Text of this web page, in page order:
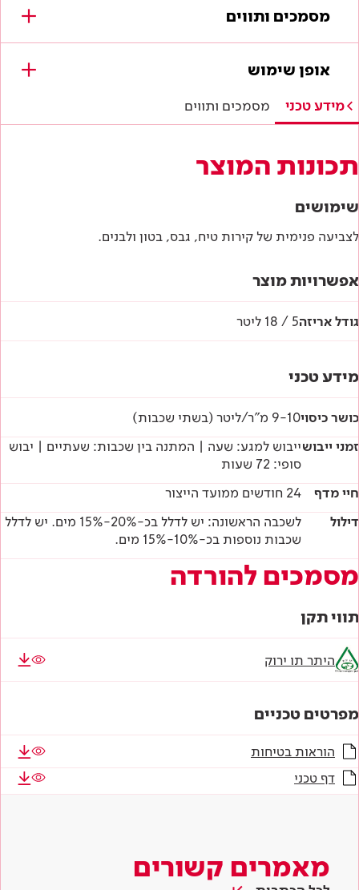
מסמכים ותווים
מסמכים להורדה
תווי תקן
הוראות בטיחות
אופן שימוש
מידע טכני מסמכים ותווים
תכונות המוצר
שימושים
לצביעה פנימית של קירות טיח, גבס, בטון ולבנים.
אפשרויות מוצר
גודל אריזה5 / 18 ליטר
מידע טכני
כושר כיסוי9-10 מ"ר/ליטר (בשתי שכבות)
זמני ייבושייבוש למגע: שעה | המתנה בין שכבות: שעתיים | יבוש
סופי: 72 שעות
חיי מדף
24 חודשים ממועד הייצור
דילול
לשכבה הראשונה: יש לדלל בכ-20%-15% מים. יש לדלל
שכבות נוספות בכ-10%-15% מים.
מסמכים להורדה
תווי תקן
היתר תו ירוק
מפרטים טכניים
הוראות בטיחות
דף טכני
מאמרים קשורים